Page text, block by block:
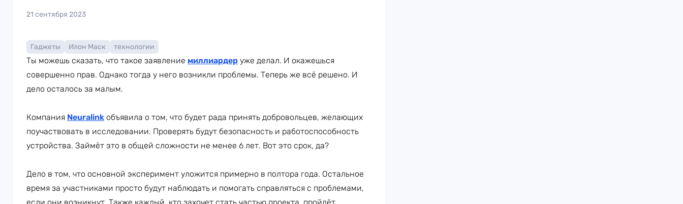
21 сентября 2023
Гаджеты Илон Маск технологии
Ты можешь сказать, что такое заявление миллиардер уже делал. И окажешься
совершенно прав. Однако тогда у него возникли проблемы. Теперь же всё решено. И
дело осталось за малым.
Компания Neuralink объявила о том, что будет рада принять добровольцев, желающих
поучаствовать в исследовании. Проверять будут безопасность и работоспособность
устройства. Займёт это в общей сложности не менее 6 лет. Вот это срок, да?
Дело в том, что основной эксперимент уложится примерно в полтора года. Остальное
время за участниками просто будут наблюдать и помогать справляться с проблемами,